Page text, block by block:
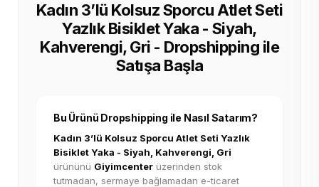
Kadın 3’lü Kolsuz Sporcu Atlet Seti
Yazlık Bisiklet Yaka - Siyah,
Kahverengi, Gri - Dropshipping ile
Satışa Başla
Bu Ürünü Dropshipping ile Nasıl Satarım?
Kadın 3’lü Kolsuz Sporcu Atlet Seti Yazlık
Bisiklet Yaka - Siyah, Kahverengi, Gri
ürününü Giyimcenter üzerinden stok
tutmadan, sermaye bağlamadan e-ticaret